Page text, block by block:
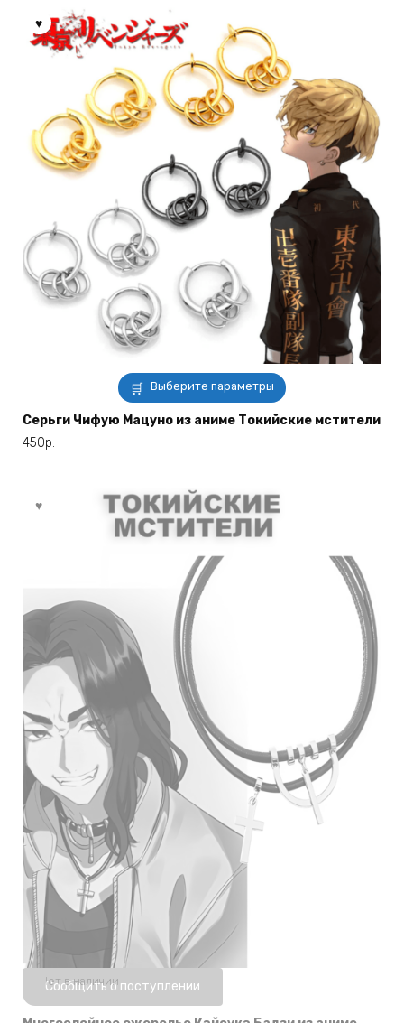
странице
товара.
Выберите параметры
Этот
товар
имеет
можно
выбрать
на
странице
товара.
Серьги Чифую Мацуно из аниме Токийские мстители
450р.
Нет в наличии
Сообщить о поступлении